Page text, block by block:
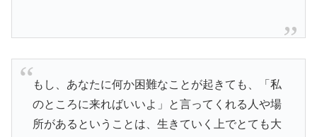
もし、あなたに何か困難なことが起きても、「私
のところに来ればいいよ」と言ってくれる人や場
所があるということは、生きていく上でとても大